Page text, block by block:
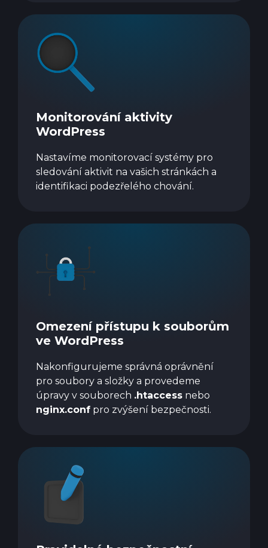
Monitorování aktivity
WordPress
Nastavíme monitorovací systémy pro
sledování aktivit na vašich stránkách a
identifikaci podezřelého chování.
Omezení přístupu k souborům
ve WordPress
Nakonfigurujeme správná oprávnění
pro soubory a složky a provedeme
úpravy v souborech .htaccess nebo
nginx.conf pro zvýšení bezpečnosti.